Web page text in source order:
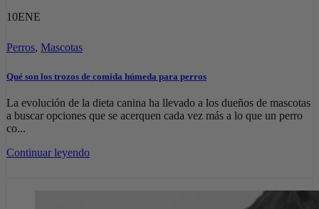
10ENE
Perros, Mascotas
Qué son los trozos de comida húmeda para perros
La evolución de la dieta canina ha llevado a los dueños de mascotas
a buscar opciones que se acerquen cada vez más a lo que un perro
co...
Continuar leyendo